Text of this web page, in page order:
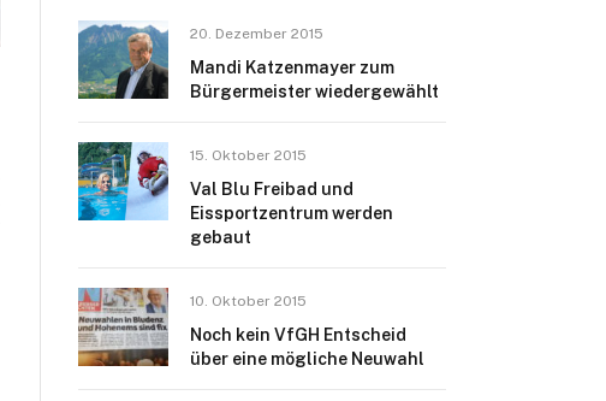
20. Dezember 2015
Mandi Katzenmayer zum
Bürgermeister wiedergewählt
15. Oktober 2015
Val Blu Freibad und
Eissportzentrum werden
gebaut
10. Oktober 2015
Noch kein VfGH Entscheid
über eine mögliche Neuwahl